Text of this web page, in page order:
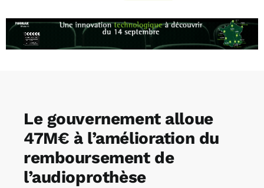
RH et emploi
Agenda
Kiosque
Le gouvernement alloue
47M€ à l’amélioration du
remboursement de
l’audioprothèse